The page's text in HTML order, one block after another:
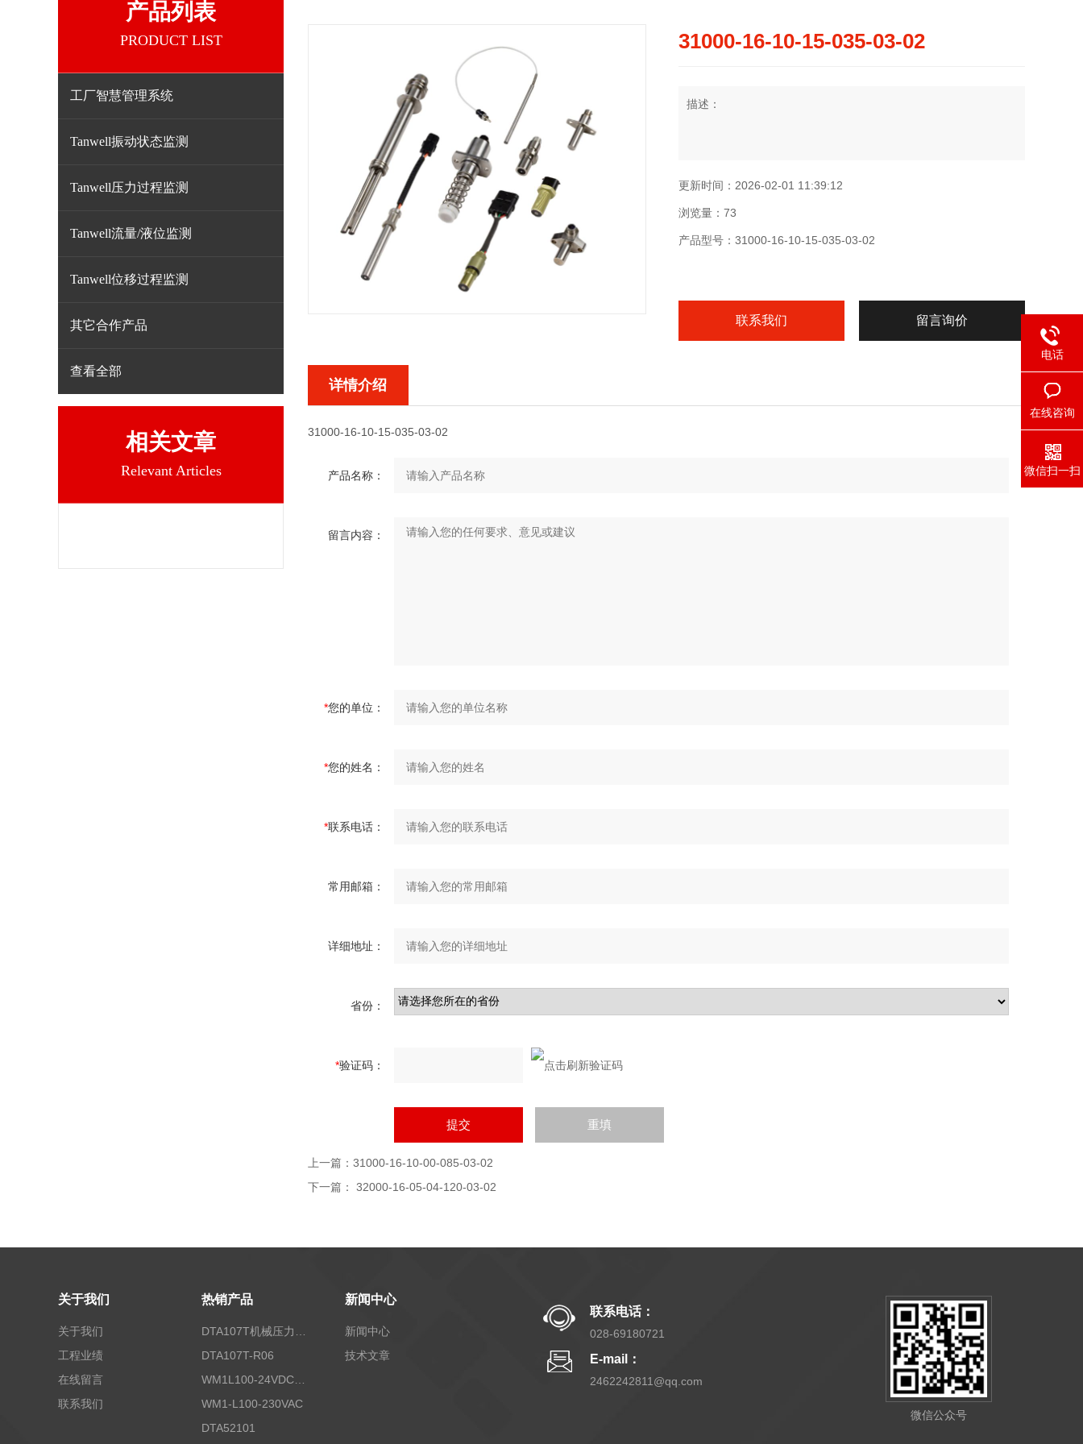
产品列表
PRODUCT LIST
工厂智慧管理系统
Tanwell振动状态监测
Tanwell压力过程监测
Tanwell流量/液位监测
Tanwell位移过程监测
其它合作产品
查看全部
相关文章
Relevant Articles
31000-16-10-15-035-03-02
描述：
更新时间：2026-02-01 11:39:12
浏览量：73
产品型号：31000-16-10-15-035-03-02
联系我们 留言询价
详情介绍
31000-16-10-15-035-03-02
产品名称：
留言内容：
*您的单位：
*您的姓名：
*联系电话：
常用邮箱：
详细地址：
省份：
*验证码：
上一篇： 31000-16-10-00-085-03-02
下一篇： 32000-16-05-04-120-03-02
关于我们
关于我们
工程业绩
在线留言
联系我们
热销产品
DTA107T-R06
WM1-L100-230VAC
DTA52101
新闻中心
新闻中心
技术文章
联系电话：
028-69180721
E-mail：
2462242811@qq.com
微信公众号
电话
在线咨询
微信扫一扫